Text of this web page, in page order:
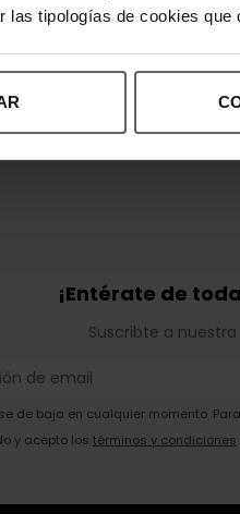
las tipologías de cookies
¡Entérate de
Suscribte a
de baja en cualquier momento.
y acepto los términos y condiciones